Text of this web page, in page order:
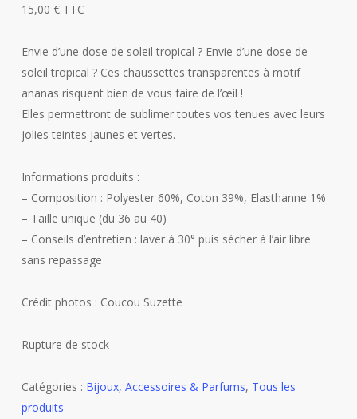
15,00 € TTC
Envie d’une dose de soleil tropical ? Envie d’une dose de
soleil tropical ? Ces chaussettes transparentes à motif
ananas risquent bien de vous faire de l’œil !
Elles permettront de sublimer toutes vos tenues avec leurs
jolies teintes jaunes et vertes.
Informations produits :
– Composition : Polyester 60%, Coton 39%, Elasthanne 1%
– Taille unique (du 36 au 40)
– Conseils d’entretien : laver à 30° puis sécher à l’air libre
sans repassage
Crédit photos : Coucou Suzette
Rupture de stock
Catégories : Bijoux, Accessoires & Parfums, Tous les
produits